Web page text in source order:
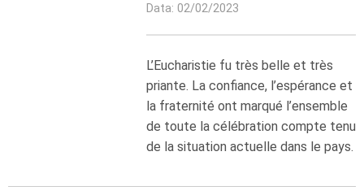
Data: 02/02/2023
L’Eucharistie fu très belle et très
priante. La confiance, l’espérance et
la fraternité ont marqué l’ensemble
de toute la célébration compte tenu
de la situation actuelle dans le pays.